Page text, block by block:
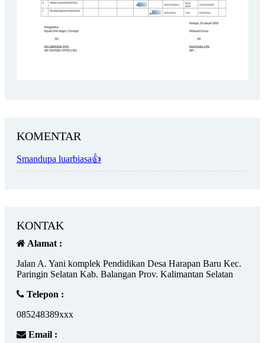
KOMENTAR
Smandupa luarbiasa👍
KONTAK
Alamat :
Jalan A. Yani komplek Pendidikan Desa Harapan Baru Kec.
Paringin Selatan Kab. Balangan Prov. Kalimantan Selatan
Telepon :
085248389xxx
Email :